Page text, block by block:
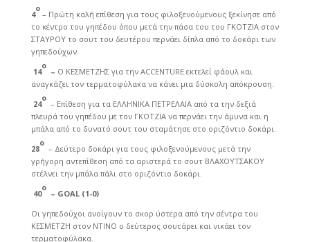
4
ο
– Πρώτη καλή επίθεση για τους φιλοξενούμενους ξεκίνησε από
το κέντρο του γηπέδου όπου μετά την πάσα του του ΓΚΟΤΖΙΑ στον
ΣΤΑΥΡΟΥ το σουτ του δευτέρου περνάει δίπλα από το δοκάρι των
γηπεδούχων.
14
ο
– Ο ΚΕΣΜΕΤΖΗΣ για την ACCENTURE εκτελεί φάουλ και
αναγκάζει τον τερματοφύλακα να κάνει μια δύσκολη απόκρουση.
24
ο
– Επίθεση για τα ΕΛΛΗΝΙΚΑ ΠΕΤΡΕΛΑΙΑ από τα την δεξιά
πλευρά του γηπέδου με τον ΓΚΟΤΖΙΑ να περνάει την άμυνα και η
μπάλα από το δυνατό σουτ του σταμάτησε στο οριζόντιο δοκάρι.
28
ο
– Δεύτερο δοκάρι για τους φιλοξενούμενους μετά την
γρήγορη αντεπίθεση από τα αριστερά το σουτ ΒΛΑΧΟΥΤΣΑΚΟΥ
στέλνει την μπάλα πάλι στο οριζόντιο δοκάρι.
40
ο
– GOAL (1-0)
Οι γηπεδούχοι ανοίγουν το σκορ ύστερα από την σέντρα του
ΚΕΣΜΕΤΖΗ στον ΝΤΙΝΟ ο δεύτερος σουτάρει και νικάει τον
τερματοφύλακα.